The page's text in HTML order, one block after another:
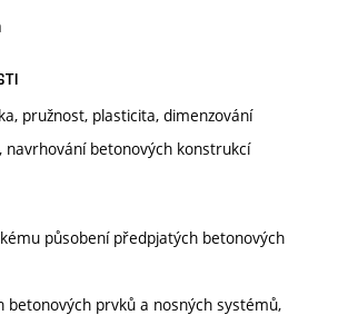
pružnost, plasticita, dimenzování
navrhování betonových konstrukcí
působení předpjatých betonových
betonových prvků a nosných systémů,